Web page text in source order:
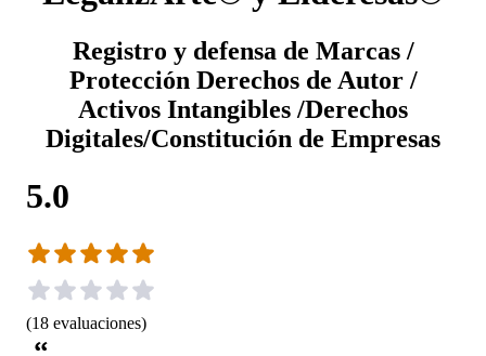
Registro y defensa de Marcas /
Protección Derechos de Autor /
Activos Intangibles /Derechos
Digitales/Constitución de Empresas
5.0
(18 evaluaciones)